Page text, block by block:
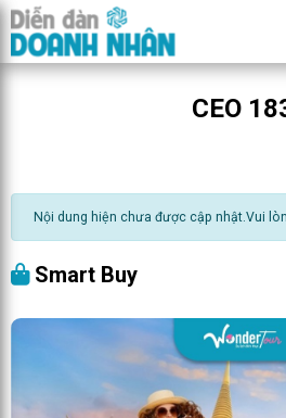
CEO
Nội dung hiện chưa được cập nhật.Vui
Smart Buy